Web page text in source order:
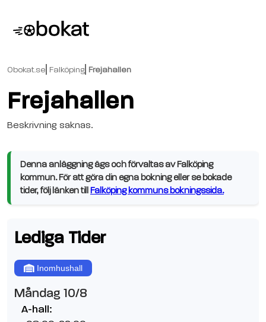
Obokat.se Falköping Frejahallen
Frejahallen
Beskrivning saknas.
Denna anläggning ägs och förvaltas av Falköping
kommun. För att göra din egna bokning eller se bokade
tider, följ länken till Falköping kommuns bokningssida.
Lediga Tider
Inomhushall
Måndag 10/8
A-hall: